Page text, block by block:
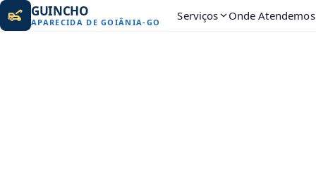
GUINCHO
APARECIDA DE GOIÂNIA-GO Serviços Onde Atendemos